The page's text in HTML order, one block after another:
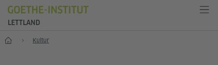
LETTLAND
Start Kultur